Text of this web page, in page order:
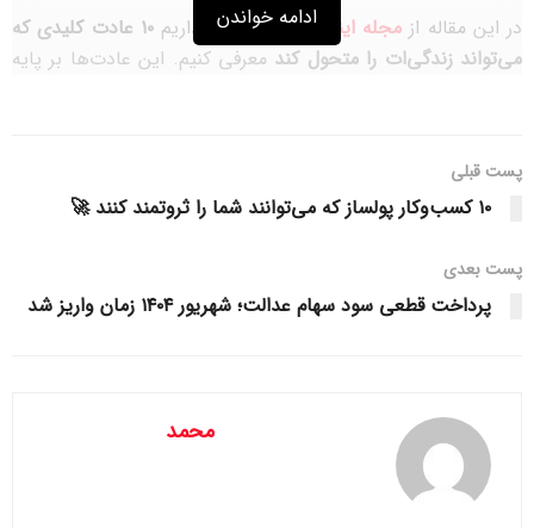
در این مقاله از مجله اینترنتی خونهقصد داریم ۱۰ عادت کلیدی که
می‌تواند زندگی‌ات را متحول کندمعرفی کنیم. این عادت‌ها بر پایه
یکی از بزرگ‌ترین رازهای افراد موفق،
ساعات اولیه صبح باعث افزایش بهره‌وری، تمرکز و انرژی می‌شود.
فرصت بیشتری برای ورزش، مدیتیشن یا برنامه‌ریزی پیدا
ادامه خواندن
پست قبلی
۱۰ کسب‌وکار پولساز که می‌توانند شما را ثروتمند کنند 🚀
پست‌ بعدی
پرداخت قطعی سود سهام عدالت؛ شهریور ۱۴۰۴ زمان واریز شد
محمد